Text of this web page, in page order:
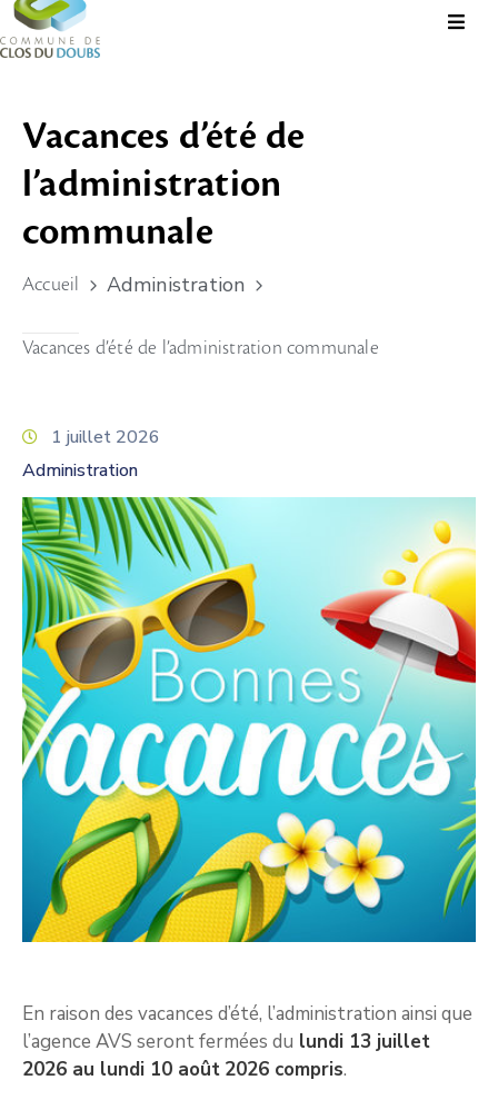
Administration
Guichet
Virtuel
Vie
Tourisme
Culture
Rechercher?
Vacances d’été de
l’administration
communale
Accueil Administration
Vacances d’été de l’administration communale
1 juillet 2026
Administration
En raison des vacances d’été, l’administration ainsi que
l’agence AVS seront fermées du lundi 13 juillet
2026 au lundi 10 août 2026 compris.